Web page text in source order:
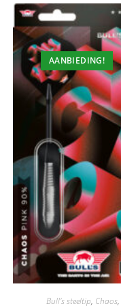
AANBIEDING!
Bull's steeltip, Chaos,